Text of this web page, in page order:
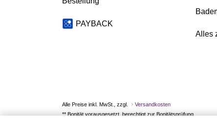
PAYBACK
Alles
Alle Preise inkl. MwSt., zzgl.
Versandkosten
** Bonität vorausgesetzt, berechtigt zur Bonitätsprüfung